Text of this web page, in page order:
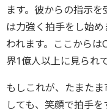
ます。彼からの指示
は力強く拍手をし始
われます。ここから
界1億人以上に見られ
もしこれが、たまた
しても、笑顔で拍手